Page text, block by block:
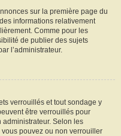
sur la première page du
informations relativement
Comme pour les
de publier des sujets
l’administrateur.
verrouillés et tout sondage y
être verrouillés pour
Selon les
pouvez ou non verrouiller